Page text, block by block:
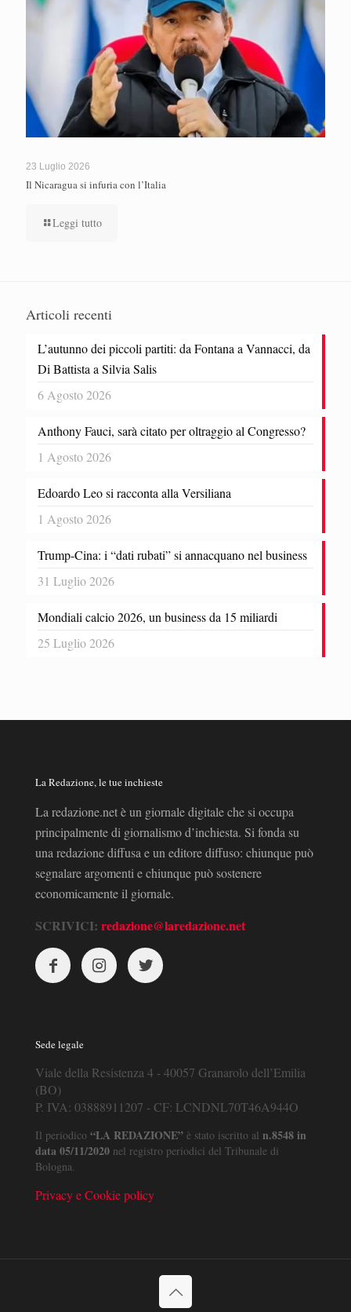
23 Luglio 2026
Il Nicaragua si infuria con l’Italia
Leggi tutto
Articoli recenti
L’autunno dei piccoli partiti: da Fontana a Vannacci, da
Di Battista a Silvia Salis
6 Agosto 2026
Anthony Fauci, sarà citato per oltraggio al Congresso?
1 Agosto 2026
Edoardo Leo si racconta alla Versiliana
1 Agosto 2026
Trump-Cina: i “dati rubati” si annacquano nel business
31 Luglio 2026
Mondiali calcio 2026, un business da 15 miliardi
25 Luglio 2026
La Redazione, le tue inchieste
La redazione.net è un giornale digitale che si occupa
principalmente di giornalismo d’inchiesta. Si fonda su
una redazione diffusa e un editore diffuso: chiunque può
segnalare argomenti e chiunque può sostenere
economicamente il giornale.
SCRIVICI: redazione@laredazione.net
Sede legale
Viale della Resistenza 4 - 40057 Granarolo dell’Emilia
(BO)
P. IVA: 03888911207 - CF: LCNDNL70T46A944O
Il periodico “LA REDAZIONE” è stato iscritto al n.8548 in
data 05/11/2020 nel registro periodici del Tribunale di
Bologna.
Privacy e Cookie policy